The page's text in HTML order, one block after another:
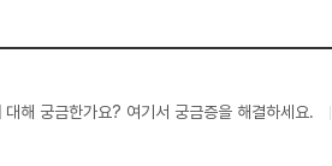
대해 궁금한가요? 여기서 궁금증을 해결하세요.